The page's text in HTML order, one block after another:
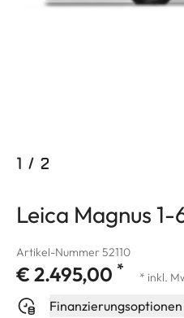
1 / 2
Leica Magnus
Artikel-Nummer 52110
€ 2.495,00 * * inkl.
Finanzierungsoptionen